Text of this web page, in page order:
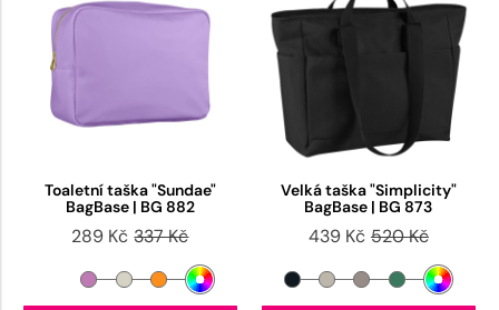
Toaletní taška "Sundae"
BagBase | BG 882
289 Kč 337 Kč
Velká taška "Simplicity"
BagBase | BG 873
439 Kč 520 Kč